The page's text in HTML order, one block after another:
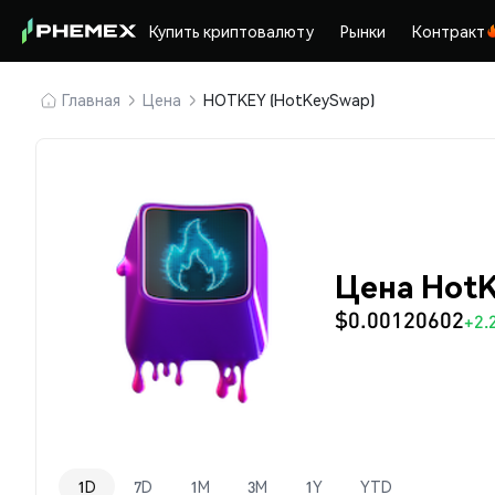
Купить криптовалюту Рынки Контракт
Главная Цена HOTKEY (HotKeySwap)
Цена
$0.00120602
1D 7D 1M 3M 1Y YTD